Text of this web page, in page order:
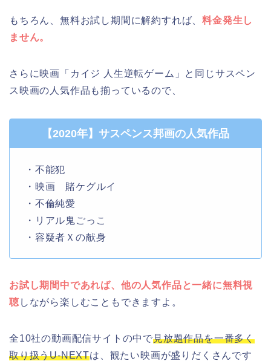
もちろん、無料お試し期間に解約すれば、料金発生し
ません。
さらに映画「カイジ 人生逆転ゲーム」と同じサスペン
ス映画の人気作品も揃っているので、
【2020年】サスペンス邦画の人気作品
・不能犯
・映画 賭ケグルイ
・不倫純愛
・リアル鬼ごっこ
・容疑者Ｘの献身
お試し期間中であれば、他の人気作品と一緒に無料視
聴 しながら楽しむこともできますよ。
全10社の動画配信サイトの中で見放題作品を一番多く
取り扱うU-NEXTは、観たい映画が盛りだくさんです